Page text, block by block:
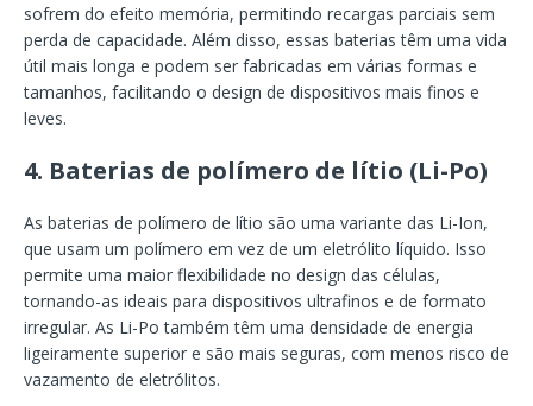
sofrem do efeito memória, permitindo recargas parciais sem
perda de capacidade. Além disso, essas baterias têm uma vida
útil mais longa e podem ser fabricadas em várias formas e
tamanhos, facilitando o design de dispositivos mais finos e
leves.
4. Baterias de polímero de lítio (Li-Po)
As baterias de polímero de lítio são uma variante das Li-Ion,
que usam um polímero em vez de um eletrólito líquido. Isso
permite uma maior flexibilidade no design das células,
tornando-as ideais para dispositivos ultrafinos e de formato
irregular. As Li-Po também têm uma densidade de energia
ligeiramente superior e são mais seguras, com menos risco de
vazamento de eletrólitos.